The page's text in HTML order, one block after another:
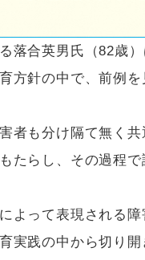
落合英男氏（82歳
方針の中で、前例
者も分け隔て無く
たらし、その過程
よって表現される
実践の中から切り